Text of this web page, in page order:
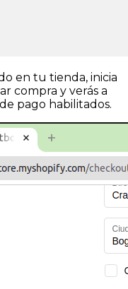
en tu tienda, inicia
compra y verás a
pago habilitados.